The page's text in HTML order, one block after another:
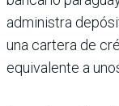
administra
una cartera de
equivalente a